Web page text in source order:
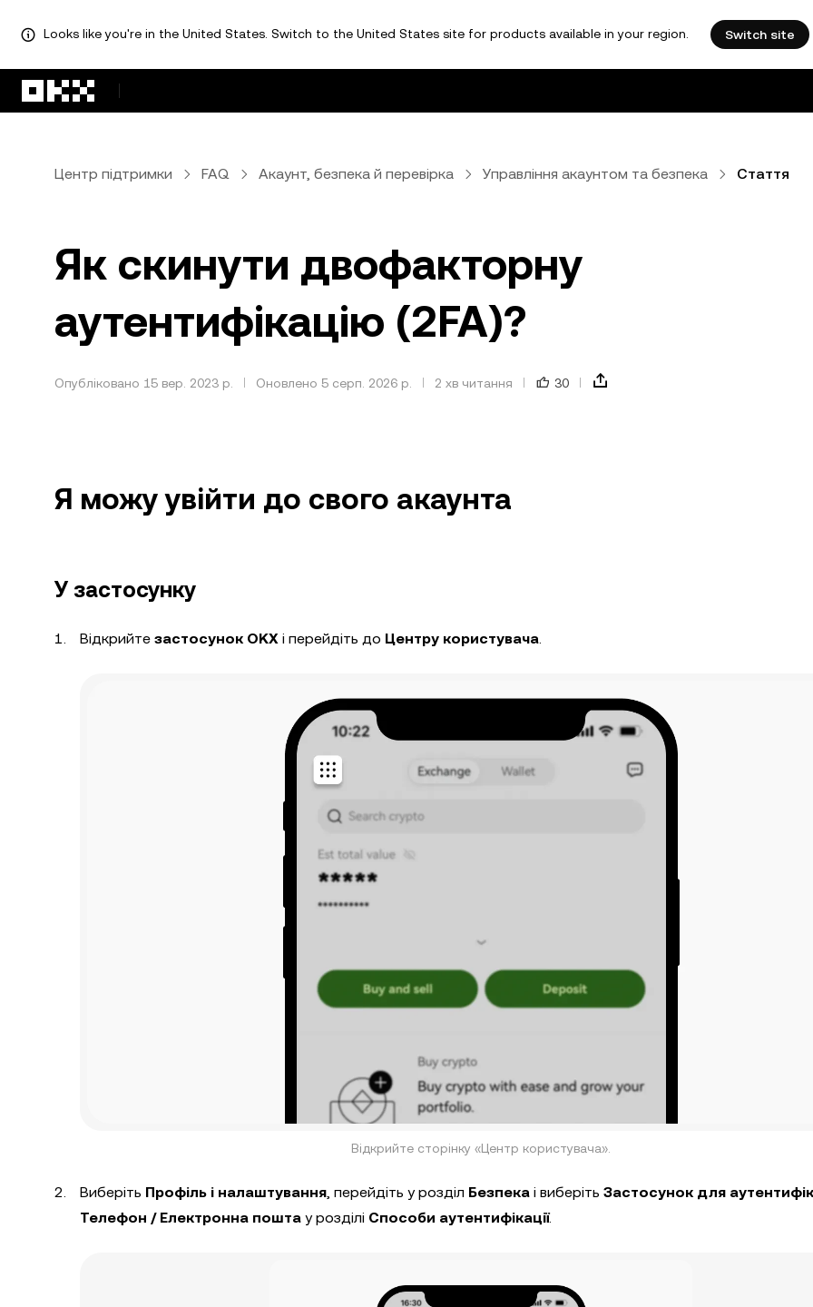
Looks like you're in the United States. Switch to the United States site for products available in your region. Switch site
Центр підтримки FAQ Акаунт, безпека й перевірка Управління акаунтом та безпека Стаття
Як скинути двофакторну
аутентифікацію (2FA)?
Опубліковано 15 вер. 2023 р. Оновлено 5 серп. 2026 р. 2 хв читання 30
Я можу увійти до свого акаунта
У застосунку
Відкрийте застосунок OKX і перейдіть до Центру користувача.
Відкрийте сторінку «Центр користувача».
Виберіть Профіль і налаштування, перейдіть у розділ Безпека і виберіть Застосунок для
Телефон / Електронна пошта у розділі Способи аутентифікації.